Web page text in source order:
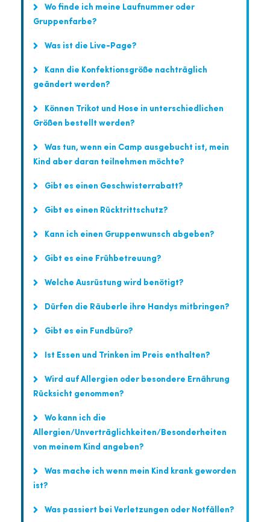
Wo finde ich meine Laufnummer oder
Gruppenfarbe?
Was ist die Live-Page?
Kann die Konfektionsgröße nachträglich
geändert werden?
Können Trikot und Hose in unterschiedlichen
Größen bestellt werden?
Was tun, wenn ein Camp ausgebucht ist, mein
Kind aber daran teilnehmen möchte?
Gibt es einen Geschwisterrabatt?
Gibt es einen Rücktrittschutz?
Kann ich einen Gruppenwunsch abgeben?
Gibt es eine Frühbetreuung?
Welche Ausrüstung wird benötigt?
Dürfen die Räuberle ihre Handys mitbringen?
Gibt es ein Fundbüro?
Ist Essen und Trinken im Preis enthalten?
Wird auf Allergien oder besondere Ernährung
Rücksicht genommen?
Wo kann ich die
Allergien/Unverträglichkeiten/Besonderheiten
von meinem Kind angeben?
Was mache ich wenn mein Kind krank geworden
ist?
Was passiert bei Verletzungen oder Notfällen?